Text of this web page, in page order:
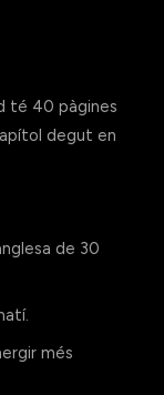
té 40 pàgines
degut en
de 30
més